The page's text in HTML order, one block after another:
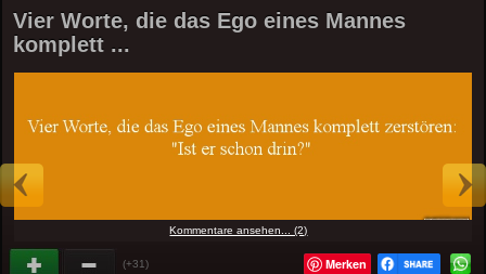
Vier Worte, die das Ego eines Mannes
komplett ...
Kommentare ansehen... (2)
(+31) Merken